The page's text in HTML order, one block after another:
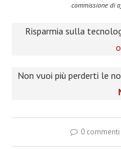
commissione di
Risparmia sulla
Non vuoi più perderti le
0 commenti